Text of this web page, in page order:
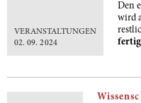
VERANSTALTUNGEN
02. 09. 2024
Den
wird